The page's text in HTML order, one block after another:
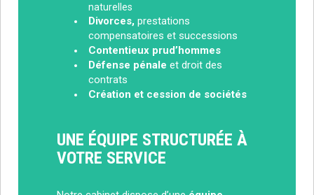
naturelles
Divorces,prestations
compensatoires et successions
Contentieux prud’hommes
Défense pénale et droit des
contrats
Création et cession de sociétés
UNE ÉQUIPE STRUCTURÉE À
VOTRE SERVICE